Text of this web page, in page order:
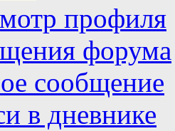
профиля
форума
сообщение
в дневнике